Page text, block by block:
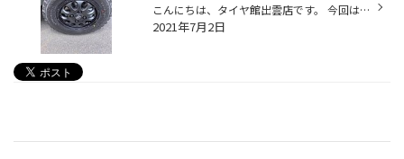
こんにちは、タイヤ館出雲店です。 今回はホンダのNｰVANにマルカサービスのガイアクロスを取り付けしました。 ナットもホイールに合わせてブラックカラーにしました。 見た目もガラッと変わりました。
2021年7月2日